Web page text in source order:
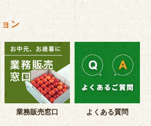
ン
業務販売窓口 よくある質問